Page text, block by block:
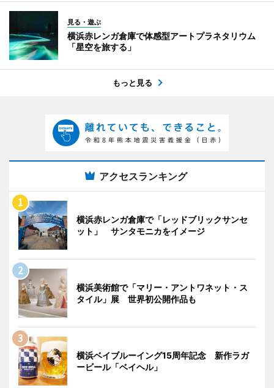
見る・遊ぶ
横浜赤レンガ倉庫で体感型アートプラネタリウム
「星空を旅する」
もっと見る
アクセスランキング
横浜赤レンガ倉庫で「レッドブリックサンセ
ット」 サンタモニカをイメージ
横浜美術館で「マリー・アントワネット・ス
タイル」展 世界初公開作品も
横浜ベイブルーイング15周年記念 新作ラガ
ービール「ベイヘル」